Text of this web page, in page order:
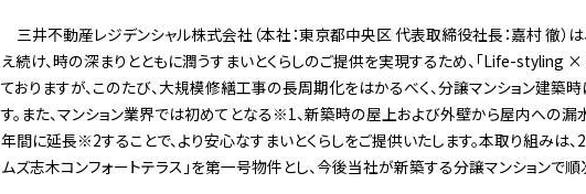
三井不動産レジデンシャル株式会社（本社：東京都中央区 代表取締役社長：嘉村 徹）
え続け、時の深まりとともに潤うすまいとくらしのご提供を実現するため、「Life-styling
ておりますが、このたび、大規模修繕工事の長周期化をはかるべく、分譲マンション建
す。また、マンション業界では初めてとなる※1、新築時の屋上および外壁から屋内への
年間に延長※2することで、より安心なすまいとくらしをご提供いたします。本取り組みは
ムズ志木コンフォートテラス」を第一号物件とし、今後当社が新築する分譲マンションで順